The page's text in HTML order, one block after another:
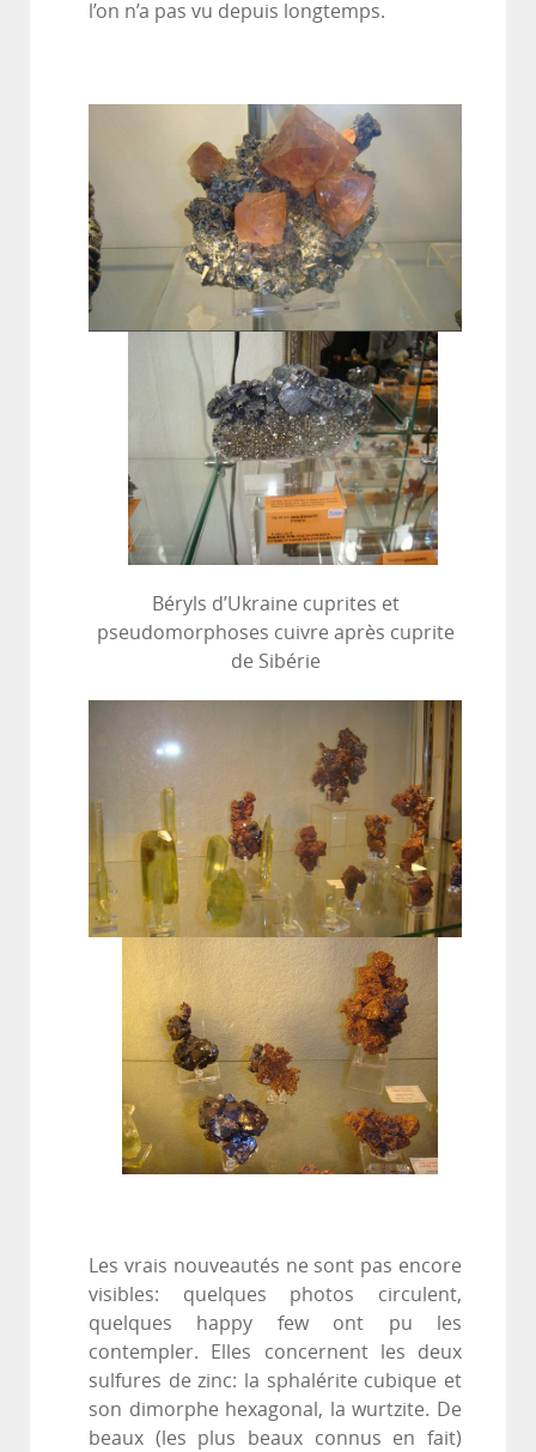
l’on n’a pas vu depuis longtemps.
Béryls d’Ukraine cuprites et
pseudomorphoses cuivre après cuprite
de Sibérie
Les vrais nouveautés ne sont pas encore
visibles: quelques photos circulent,
quelques happy few ont pu les
contempler. Elles concernent les deux
sulfures de zinc: la sphalérite cubique et
son dimorphe hexagonal, la wurtzite. De
beaux (les plus beaux connus en fait)